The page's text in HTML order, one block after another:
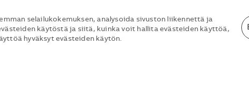
selailukokemuksen, analysoida sivuston liikennettä ja
käytöstä ja siitä, kuinka voit hallita evästeiden käyttöä,
hyväksyt evästeiden käytön.